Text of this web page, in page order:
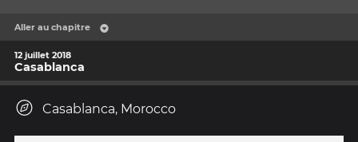
Aller au chapitre
12 juillet 2018
Casablanca
Casablanca, Morocco